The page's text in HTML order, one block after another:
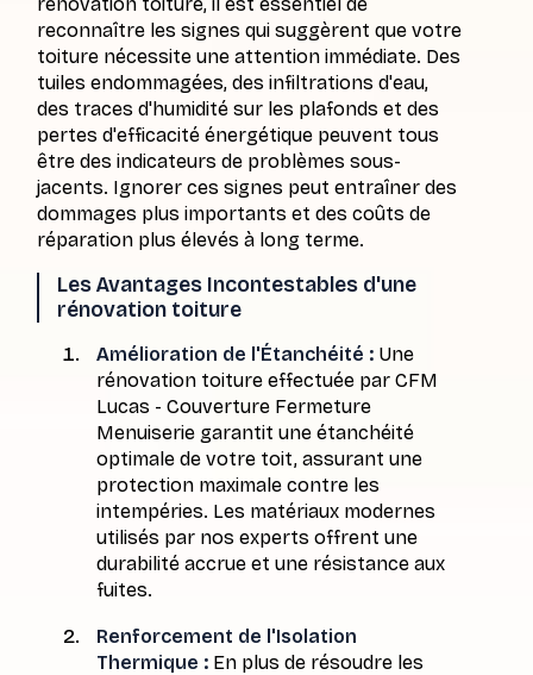
reconnaître les signes qui suggèrent que votre
toiture nécessite une attention immédiate. Des
tuiles endommagées, des infiltrations d'eau,
des traces d'humidité sur les plafonds et des
pertes d'efficacité énergétique peuvent tous
être des indicateurs de problèmes sous-
jacents. Ignorer ces signes peut entraîner des
dommages plus importants et des coûts de
réparation plus élevés à long terme.
Les Avantages Incontestables d'une
rénovation toiture
Amélioration de l'Étanchéité : Une
rénovation toiture effectuée par CFM
Lucas - Couverture Fermeture
Menuiserie garantit une étanchéité
optimale de votre toit, assurant une
protection maximale contre les
intempéries. Les matériaux modernes
utilisés par nos experts offrent une
durabilité accrue et une résistance aux
fuites.
Renforcement de l'Isolation
Thermique : En plus de résoudre les